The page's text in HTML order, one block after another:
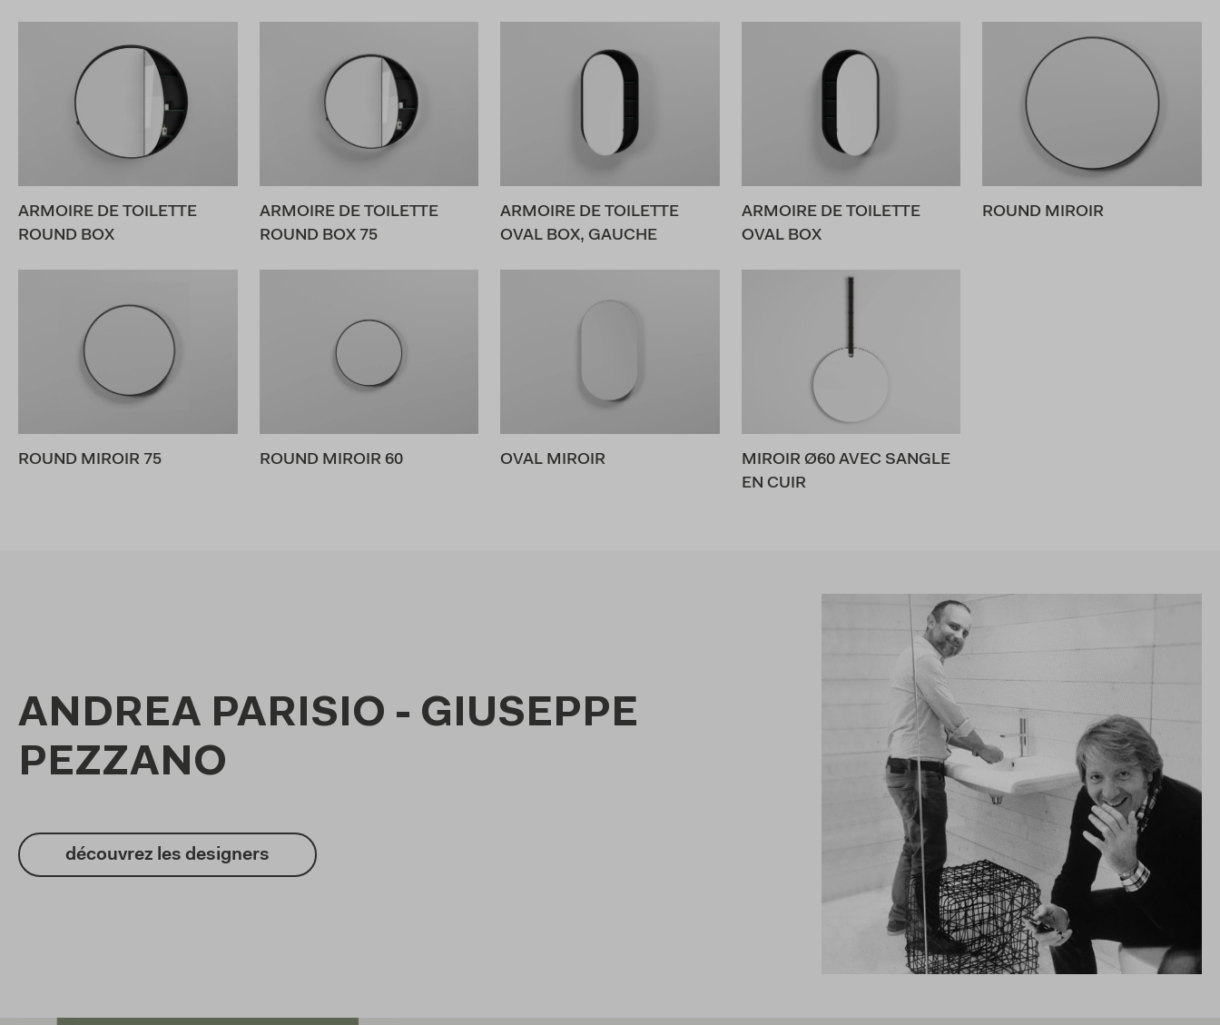
ARMOIRE DE TOILETTE
ROUND BOX
ARMOIRE DE TOILETTE
ROUND BOX 75
ARMOIRE DE TOILETTE
OVAL BOX, GAUCHE
ARMOIRE DE TOILETTE
OVAL BOX
ROUND MIROIR
ROUND MIROIR 75 ROUND MIROIR 60 OVAL MIROIR
MIROIR Ø60 AVEC SANGLE
EN CUIR
ANDREA PARISIO - GIUSEPPE
PEZZANO
découvrez les designers